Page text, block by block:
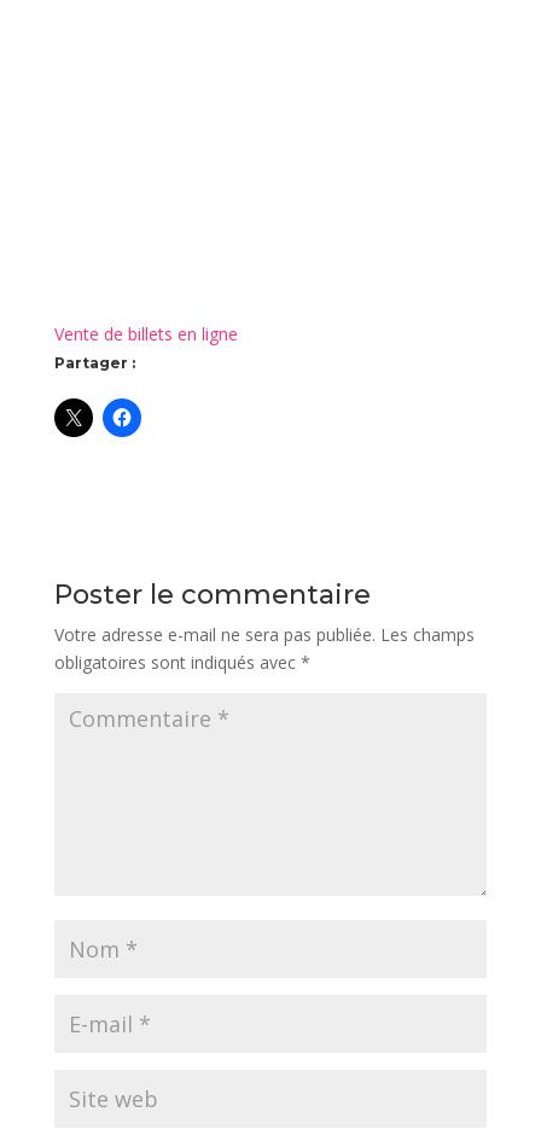
Vente de billets en ligne
Partager :
Poster le commentaire
Votre adresse e-mail ne sera pas publiée. Les champs
obligatoires sont indiqués avec *